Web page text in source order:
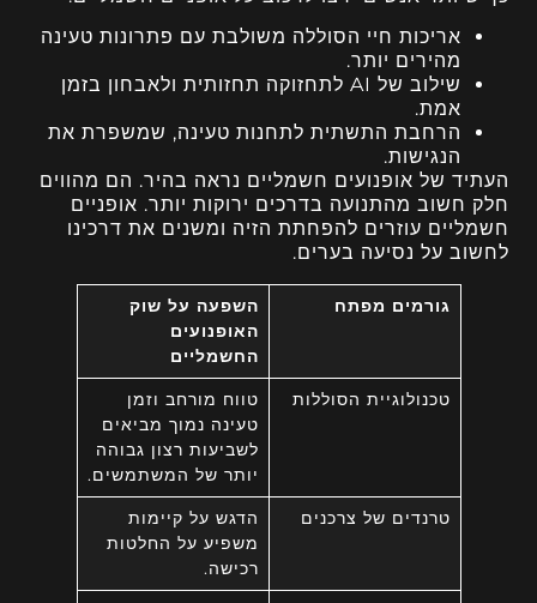
אריכות חיי הסוללה משולבת עם פתרונות טעינה
מהירים יותר.
שילוב של AI לתחזוקה תחזותית ולאבחון בזמן
אמת.
הרחבת התשתית לתחנות טעינה, שמשפרת את
הנגישות.
העתיד של אופנועים חשמליים נראה בהיר. הם מהווים
חלק חשוב מהתנועה בדרכים ירוקות יותר. אופניים
חשמליים עוזרים להפחתת הזיה ומשנים את דרכינו
לחשוב על נסיעה בערים.
גורמים מפתח
השפעה על שוק
האופנועים
החשמליים
טכנולוגיית הסוללות
טווח מורחב וזמן
טעינה נמוך מביאים
לשביעות רצון גבוהה
יותר של המשתמשים.
טרנדים של צרכנים
הדגש על קיימות
משפיע על החלטות
רכישה.